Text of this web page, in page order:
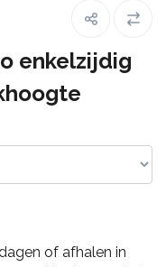
enkelzijdig
of afhalen in